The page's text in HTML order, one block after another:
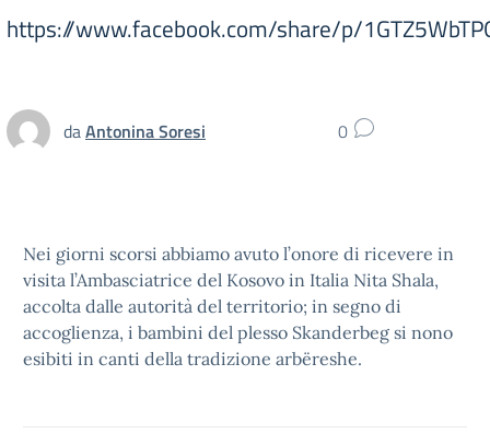
https://www.facebook.com/share/p/
daAntonina Soresi 0
Nei giorni scorsi abbiamo avuto l’onore di ricevere in
visita l’Ambasciatrice del Kosovo in Italia Nita Shala,
accolta dalle autorità del territorio; in segno di
accoglienza, i bambini del plesso Skanderbeg si nono
esibiti in canti della tradizione arbëreshe.